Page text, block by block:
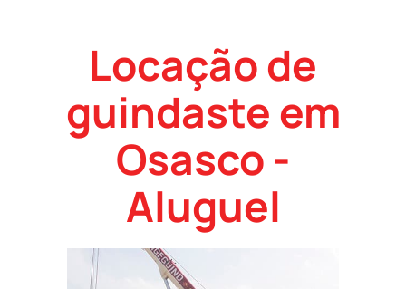
Locação de
guindaste em
Osasco -
Aluguel